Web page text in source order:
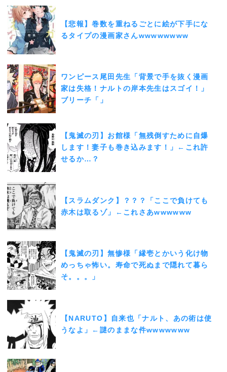
【悲報】巻数を重ねるごとに絵が下手にな
るタイプの漫画家さんwwwwwwww
ワンピース尾田先生「背景で手を抜く漫画
家は失格！ナルトの岸本先生はスゴイ！」
ブリーチ「」
【鬼滅の刃】お館様「無残倒すために自爆
します！妻子も巻き込みます！」←これ許
せるか…？
【スラムダンク】？？？「ここで負けても
赤木は取るゾ」←これさあwwwwww
【鬼滅の刃】無惨様「縁壱とかいう化け物
めっちゃ怖い。寿命で死ぬまで隠れて暮ら
そ。。。」
【NARUTO】自来也「ナルト、あの術は使
うなよ」←謎のままな件wwwwwww